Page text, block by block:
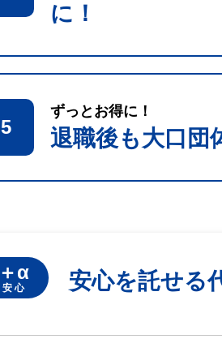
に！
5
ずっとお得に！
退職後も大口団
＋α
安 心 安心を託せる